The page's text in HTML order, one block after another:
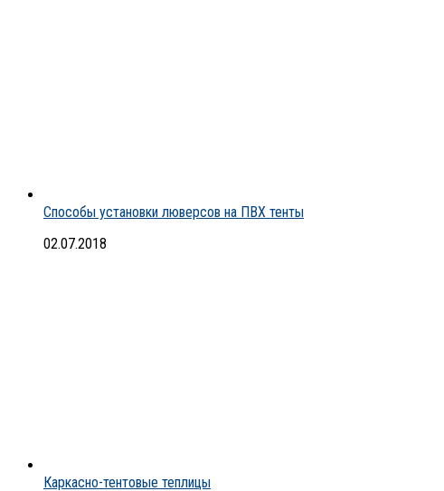
Способы установки люверсов на ПВХ тенты
02.07.2018
Каркасно-тентовые теплицы